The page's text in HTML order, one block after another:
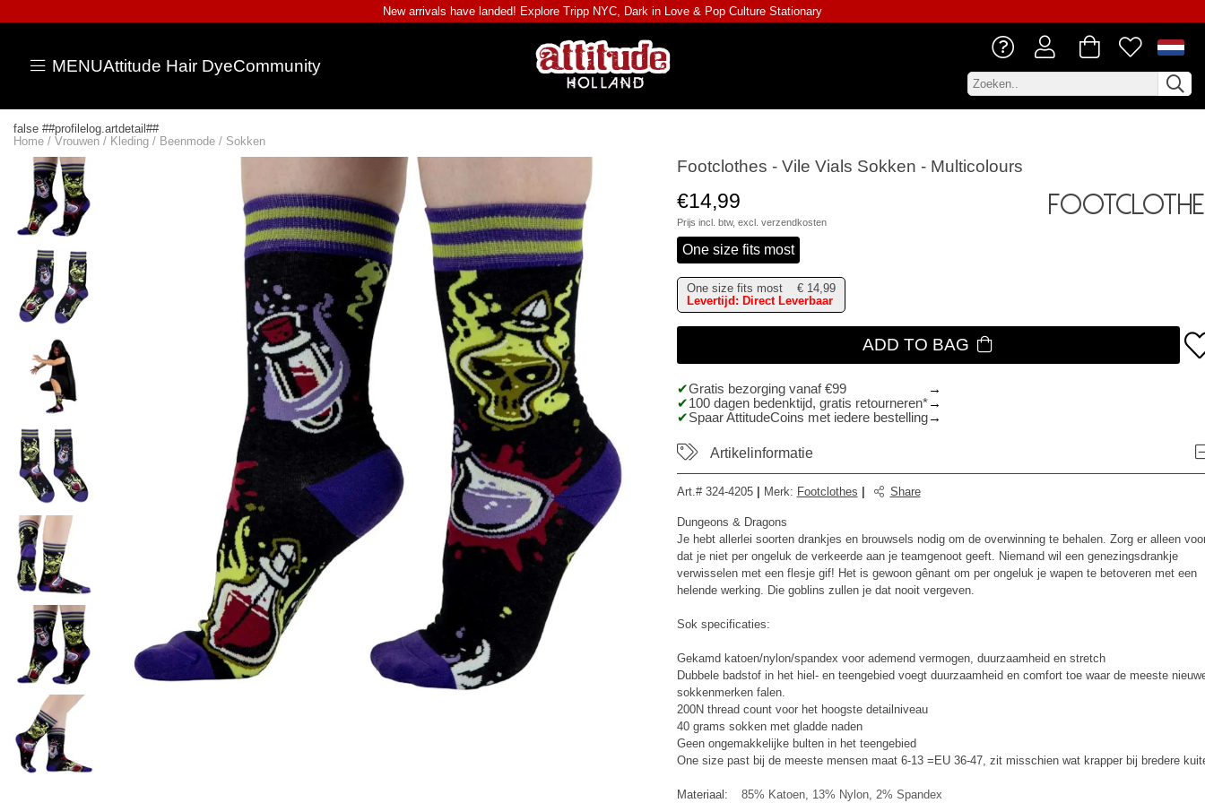
New arrivals have landed! Explore Tripp NYC, Dark in Love & Pop Culture Stationary
MENUAttitude Hair DyeCommunity
false ##profilelog.artdetail##
Home / Vrouwen / Kleding / Beenmode / Sokken
Footclothes - Vile Vials Sokken - Multicolours
€14,99
Prijs incl. btw, excl. verzendkosten
One size fits most
One size fits most € 14,99
Levertijd: Direct Leverbaar
ADD TO BAG
Gratis bezorging vanaf €99
100 dagen bedenktijd, gratis retourneren*
Spaar AttitudeCoins met iedere bestelling
Artikelinformatie
Art.# 324-4205 Merk: Footclothes Share
Dungeons & Dragons
Je hebt allerlei soorten drankjes en brouwsels nodig om de overwinning te behalen. Zorg er alleen
dat je niet per ongeluk de verkeerde aan je teamgenoot geeft. Niemand wil een genezingsdrankje
verwisselen met een flesje gif! Het is gewoon gênant om per ongeluk je wapen te betoveren met een
helende werking. Die goblins zullen je dat nooit vergeven.
Sok specificaties:
Gekamd katoen/nylon/spandex voor ademend vermogen, duurzaamheid en stretch
Dubbele badstof in het hiel- en teengebied voegt duurzaamheid en comfort toe waar de meeste
sokkenmerken falen.
200N thread count voor het hoogste detailniveau
40 grams sokken met gladde naden
Geen ongemakkelijke bulten in het teengebied
One size past bij de meeste mensen maat 6-13 =EU 36-47, zit misschien wat krapper bij bredere
Materiaal: 85% Katoen, 13% Nylon, 2% Spandex